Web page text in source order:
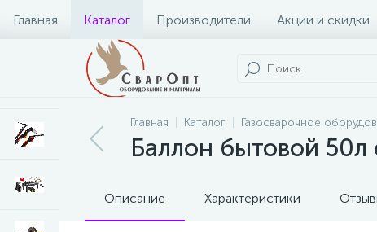
Главная Каталог Производители Акции и скидки
Главная Каталог Газосварочное
Баллон бытовой 50л
Описание Характеристики